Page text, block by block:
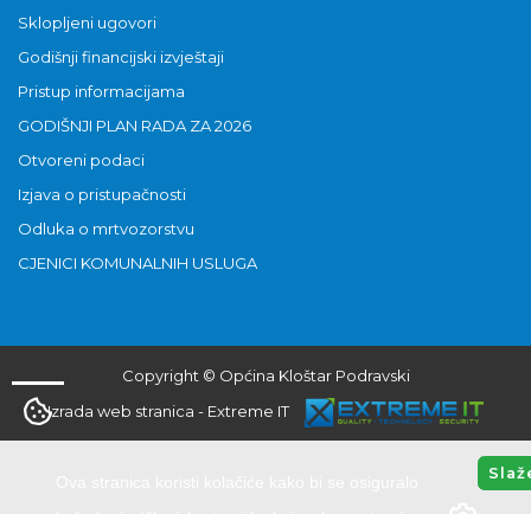
Sklopljeni ugovori
Godišnji financijski izvještaji
Pristup informacijama
GODIŠNJI PLAN RADA ZA 2026
Otvoreni podaci
Izjava o pristupačnosti
Odluka o mrtvozorstvu
CJENICI KOMUNALNIH USLUGA
Copyright © Općina Kloštar Podravski
Izrada web stranica - Extreme IT